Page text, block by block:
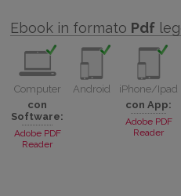
Ebook in formato Pdf
Computer
con
Software:
Adobe PDF
Reader
Android
iPhone/Ipad
con App:
Adobe PDF
Reader